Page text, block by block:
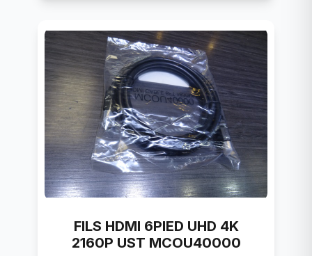
FILS HDMI 6PIED UHD 4K
2160P UST MCOU40000